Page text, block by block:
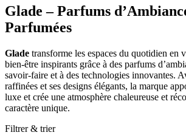
Glade – Parfums
Parfumées
Glade transforme les espaces du quotidien en
bien-être inspirants grâce à des parfums
savoir-faire et à des technologies innovantes.
raffinées et ses designs élégants, la marque
luxe et crée une atmosphère chaleureuse et
caractère unique.
Filtrer & trier